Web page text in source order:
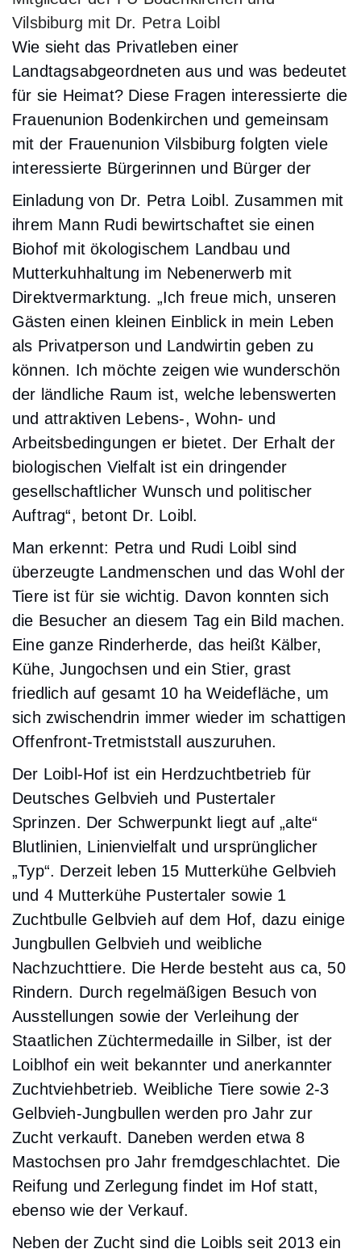
Vilsbiburg mit Dr. Petra Loibl
Wie sieht das Privatleben einer
Landtagsabgeordneten aus und was bedeutet
für sie Heimat? Diese Fragen interessierte die
Frauenunion Bodenkirchen und gemeinsam
mit der Frauenunion Vilsbiburg folgten viele
interessierte Bürgerinnen und Bürger der
Einladung von Dr. Petra Loibl. Zusammen mit
ihrem Mann Rudi bewirtschaftet sie einen
Biohof mit ökologischem Landbau und
Mutterkuhhaltung im Nebenerwerb mit
Direktvermarktung. „Ich freue mich, unseren
Gästen einen kleinen Einblick in mein Leben
als Privatperson und Landwirtin geben zu
können. Ich möchte zeigen wie wunderschön
der ländliche Raum ist, welche lebenswerten
und attraktiven Lebens-, Wohn- und
Arbeitsbedingungen er bietet. Der Erhalt der
biologischen Vielfalt ist ein dringender
gesellschaftlicher Wunsch und politischer
Auftrag“, betont Dr. Loibl.
Man erkennt: Petra und Rudi Loibl sind
überzeugte Landmenschen und das Wohl der
Tiere ist für sie wichtig. Davon konnten sich
die Besucher an diesem Tag ein Bild machen.
Eine ganze Rinderherde, das heißt Kälber,
Kühe, Jungochsen und ein Stier, grast
friedlich auf gesamt 10 ha Weidefläche, um
sich zwischendrin immer wieder im schattigen
Offenfront-Tretmiststall auszuruhen.
Der Loibl-Hof ist ein Herdzuchtbetrieb für
Deutsches Gelbvieh und Pustertaler
Sprinzen. Der Schwerpunkt liegt auf „alte“
Blutlinien, Linienvielfalt und ursprünglicher
„Typ“. Derzeit leben 15 Mutterkühe Gelbvieh
und 4 Mutterkühe Pustertaler sowie 1
Zuchtbulle Gelbvieh auf dem Hof, dazu einige
Jungbullen Gelbvieh und weibliche
Nachzuchttiere. Die Herde besteht aus ca, 50
Rindern. Durch regelmäßigen Besuch von
Ausstellungen sowie der Verleihung der
Staatlichen Züchtermedaille in Silber, ist der
Loiblhof ein weit bekannter und anerkannter
Zuchtviehbetrieb. Weibliche Tiere sowie 2-3
Gelbvieh-Jungbullen werden pro Jahr zur
Zucht verkauft. Daneben werden etwa 8
Mastochsen pro Jahr fremdgeschlachtet. Die
Reifung und Zerlegung findet im Hof statt,
ebenso wie der Verkauf.
Neben der Zucht sind die Loibls seit 2013 ein